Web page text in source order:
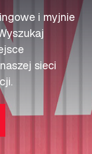
i myjnie
sieci